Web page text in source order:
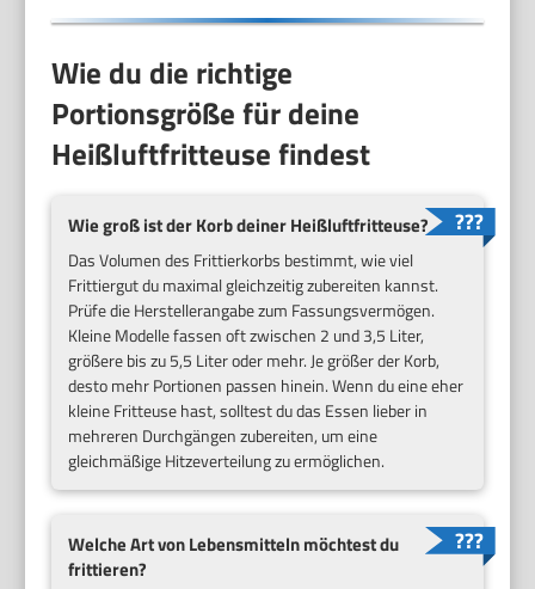
Wie du die richtige
Portionsgröße für deine
Heißluftfritteuse findest
Wie groß ist der Korb deiner Heißluftfritteuse?
Das Volumen des Frittierkorbs bestimmt, wie viel
Frittiergut du maximal gleichzeitig zubereiten kannst.
Prüfe die Herstellerangabe zum Fassungsvermögen.
Kleine Modelle fassen oft zwischen 2 und 3,5 Liter,
größere bis zu 5,5 Liter oder mehr. Je größer der Korb,
desto mehr Portionen passen hinein. Wenn du eine eher
kleine Fritteuse hast, solltest du das Essen lieber in
mehreren Durchgängen zubereiten, um eine
gleichmäßige Hitzeverteilung zu ermöglichen.
Welche Art von Lebensmitteln möchtest du
frittieren?